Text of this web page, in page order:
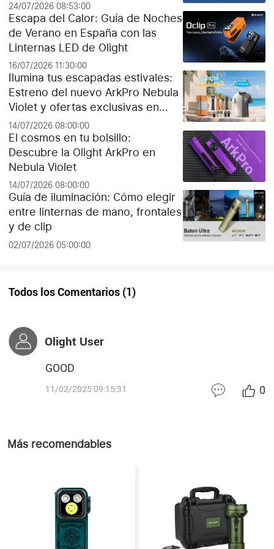
24/07/2026 08:53:00
Escapa del Calor: Guía de Noches
de Verano en España con las
Linternas LED de Olight
16/07/2026 11:30:00
Ilumina tus escapadas estivales:
Estreno del nuevo ArkPro Nebula
Violet y ofertas exclusivas en
Olight España
14/07/2026 08:00:00
El cosmos en tu bolsillo:
Descubre la Olight ArkPro en
Nebula Violet
14/07/2026 08:00:00
Guía de iluminación: Cómo elegir
entre linternas de mano, frontales
y de clip
02/07/2026 05:00:00
Todos los Comentarios(1)
Olight User
GOOD
11/02/2025 09:15:31 0
Más recomendables